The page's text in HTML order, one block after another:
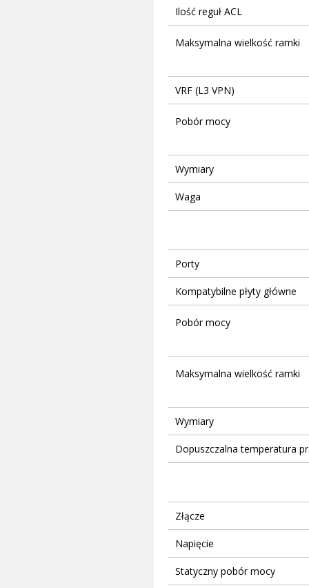
Ilość reguł ACL
Maksymalna wielkość ramki
VRF (L3 VPN)
Pobór mocy
Wymiary
Waga
Porty
Kompatybilne płyty główne
Pobór mocy
Maksymalna wielkość ramki
Wymiary
Dopuszczalna temperatura
Złącze
Napięcie
Statyczny pobór mocy